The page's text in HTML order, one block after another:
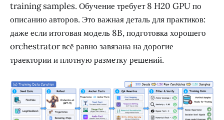
training samples. Обучение требует 8 H20 GPU по
описанию авторов. Это важная деталь для практиков:
даже если итоговая модель 8B, подготовка хорошего
orchestrator всё равно завязана на дорогие
траектории и плотную разметку решений.